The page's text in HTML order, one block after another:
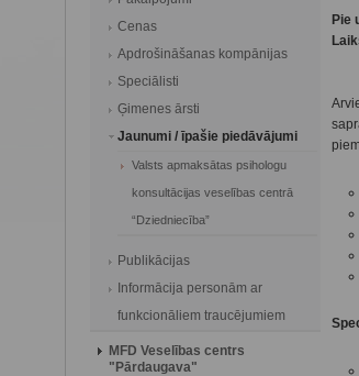
Cenas
Apdrošināšanas kompānijas
Speciālisti
Ģimenes ārsti
Jaunumi / īpašie piedāvājumi
Valsts apmaksātas psihologu
konsultācijas veselības centrā
“Dziedniecība”
Publikācijas
Informācija personām ar
funkcionāliem traucējumiem
MFD Veselības centrs
"Pārdaugava"
Pie